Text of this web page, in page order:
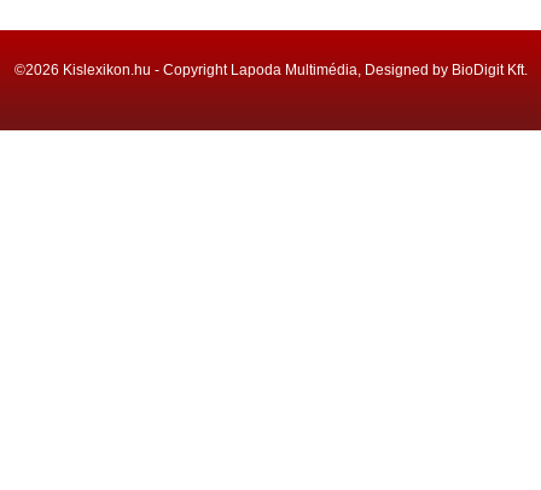
©2026 Kislexikon.hu - Copyright Lapoda Multimédia, Designed by BioDigit Kft.